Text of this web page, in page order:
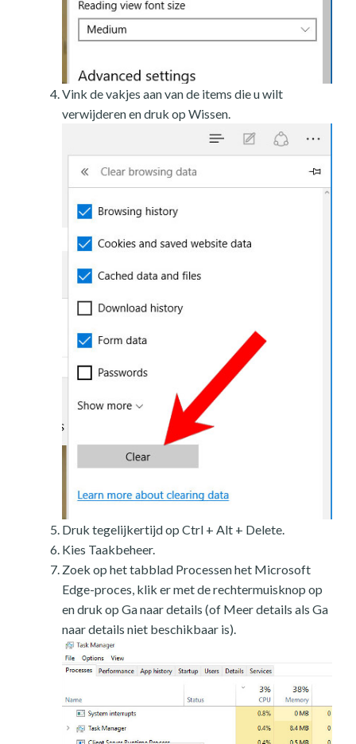
Vink de vakjes aan van de items die u wilt
verwijderen en druk op Wissen.
Druk tegelijkertijd op Ctrl + Alt + Delete.
Kies Taakbeheer.
Zoek op het tabblad Processen het Microsoft
Edge-proces, klik er met de rechtermuisknop op
en druk op Ga naar details (of Meer details als Ga
naar details niet beschikbaar is).